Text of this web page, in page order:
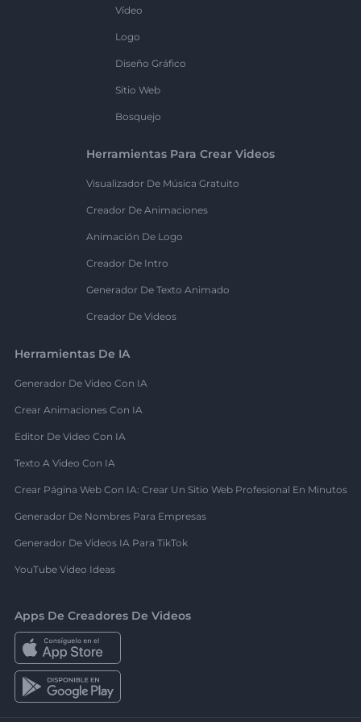
Vídeo
Logo
Diseño Gráfico
Sitio Web
Bosquejo
Herramientas Para Crear Videos
Visualizador De Música Gratuito
Creador De Animaciones
Animación De Logo
Creador De Intro
Generador De Texto Animado
Creador De Videos
Herramientas De IA
Generador De Video Con IA
Crear Animaciones Con IA
Editor De Video Con IA
Texto A Video Con IA
Crear Página Web Con IA: Crear Un Sitio Web Profesional En Minutos
Generador De Nombres Para Empresas
Generador De Videos IA Para TikTok
YouTube Video Ideas
Apps De Creadores De Videos